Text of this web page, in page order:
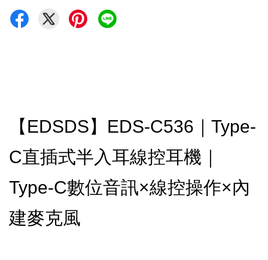
【EDSDS】EDS-C536｜Type-
C直插式半入耳線控耳機｜
Type-C數位音訊×線控操作×內
建麥克風